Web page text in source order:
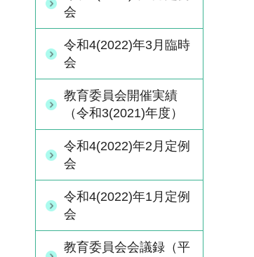
会
令和4(2022)年3月臨時
会
教育委員会開催実績
（令和3(2021)年度）
令和4(2022)年2月定例
会
令和4(2022)年1月定例
会
教育委員会会議録（平